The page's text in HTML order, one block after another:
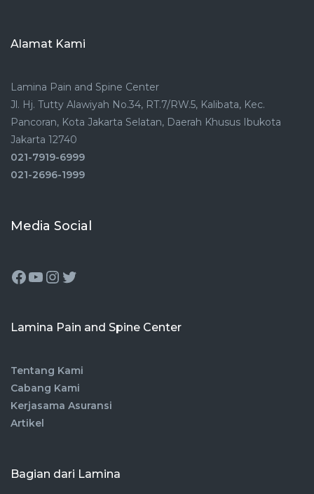
Alamat Kami
Lamina Pain and Spine Center
Jl. Hj. Tutty Alawiyah No.34, RT.7/RW.5, Kalibata, Kec.
Pancoran, Kota Jakarta Selatan, Daerah Khusus Ibukota
Jakarta 12740
021-7919-6999
021-2696-1999
Media Social
Lamina Pain and Spine Center
Tentang Kami
Cabang Kami
Kerjasama Asuransi
Artikel
Bagian dari Lamina